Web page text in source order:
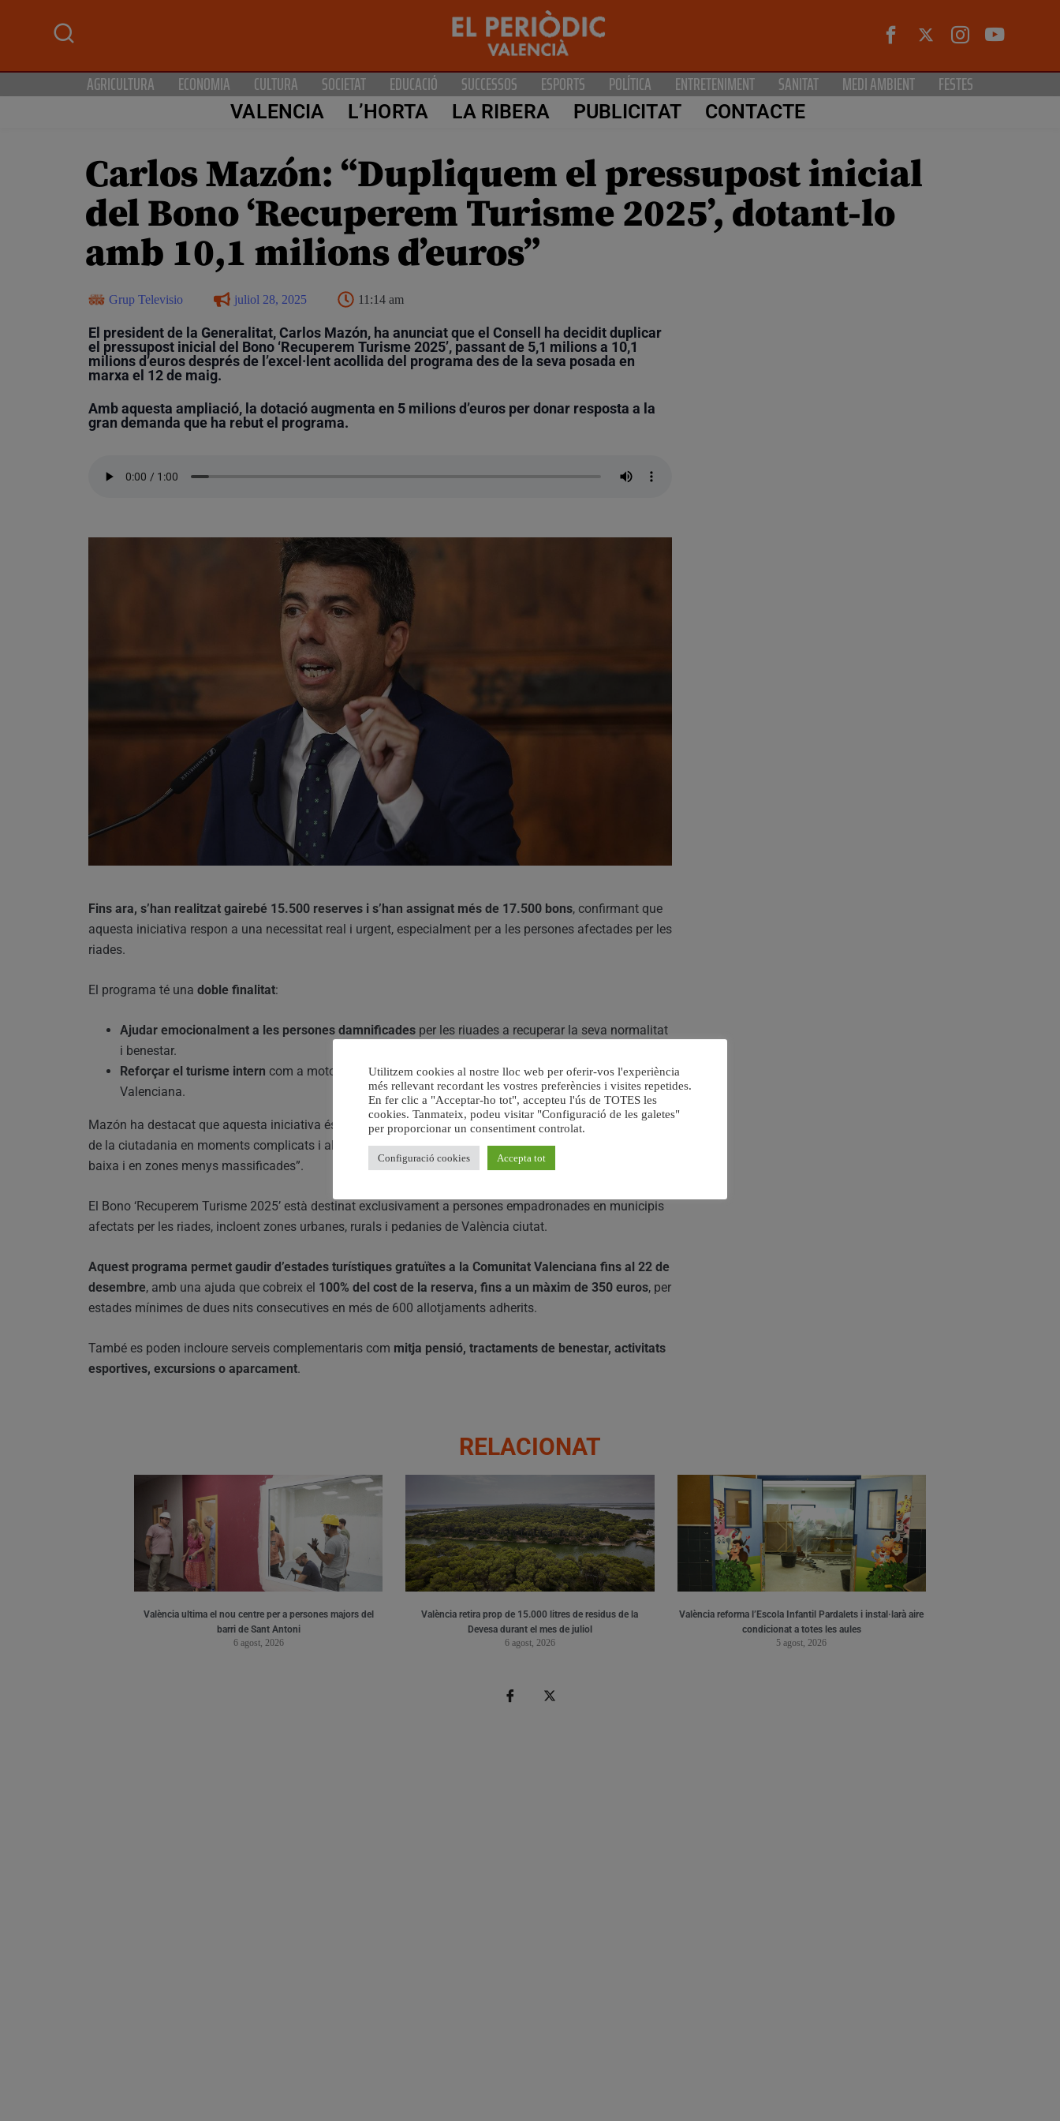
AGRICULTURA ECONOMIA CULTURA SOCIETAT EDUCACIÓ SUCCESSOS ESPORTS POLÍTICA ENTRETENIMENT SANITAT MEDI AMBIENT FESTES
VALENCIA L’HORTA LA RIBERA PUBLICITAT CONTACTE
Carlos Mazón: “Dupliquem el pressupost inicial
del Bono ‘Recuperem Turisme 2025’, dotant-lo
amb 10,1 milions d’euros”
Grup Televisio juliol 28, 2025 11:14 am
El president de la Generalitat, Carlos Mazón, ha anunciat que el Consell ha decidit duplicar
el pressupost inicial del Bono ‘Recuperem Turisme 2025’, passant de 5,1 milions a 10,1
milions d’euros després de l’excel·lent acollida del programa des de la seva posada en
marxa el 12 de maig.
Amb aquesta ampliació, la dotació augmenta en 5 milions d’euros per donar resposta a la
gran demanda que ha rebut el programa.
Fins ara, s’han realitzat gairebé 15.500 reserves i s’han assignat més de 17.500 bons, confirmant que
aquesta iniciativa respon a una necessitat real i urgent, especialment per a les persones afectades per les
riades.
El programa té una doble finalitat:
Ajudar emocionalment a les persones damnificades per les riuades a recuperar la seva normalitat
i benestar.
Reforçar el turisme intern com a motor econòmic i eina de cohesió social a la Comunitat
Valenciana.
Mazón ha destacat que aquesta iniciativa és “una mostra visible de com l’administració pot estar a prop
de la ciutadania en moments complicats i alhora dinamitzar el teixit turístic, especialment en temporada
baixa i en zones menys massificades”.
El Bono ‘Recuperem Turisme 2025’ està destinat exclusivament a persones empadronades en municipis
afectats per les riades, incloent zones urbanes, rurals i pedanies de València ciutat.
Aquest programa permet gaudir d’estades turístiques gratuïtes a la Comunitat Valenciana fins al 22 de
desembre, amb una ajuda que cobreix el 100% del cost de la reserva, fins a un màxim de 350 euros, per
estades mínimes de dues nits consecutives en més de 600 allotjaments adherits.
També es poden incloure serveis complementaris com mitja pensió, tractaments de benestar, activitats
esportives, excursions o aparcament.
RELACIONAT
València ultima el nou centre per a persones majors del
barri de Sant Antoni
6 agost, 2026
València retira prop de 15.000 litres de residus de la
Devesa durant el mes de juliol
6 agost, 2026
València reforma l’Escola Infantil Pardalets i instal·larà aire
condicionat a totes les aules
5 agost, 2026
Utilitzem cookies al nostre lloc web per oferir-vos l'experiència
més rellevant recordant les vostres preferències i visites repetides.
En fer clic a "Acceptar-ho tot", accepteu l'ús de TOTES les
cookies. Tanmateix, podeu visitar "Configuració de les galetes"
per proporcionar un consentiment controlat.
Configuració cookies Accepta tot